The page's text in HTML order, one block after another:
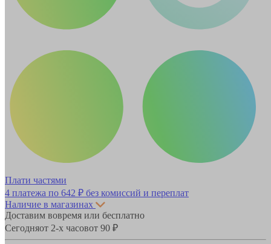
Плати частями
4 платежа по 642 ₽ без комиссий и переплат
Наличие в магазинах
Доставим вовремя или бесплатно
Сегодняот 2-х часовот 90 ₽